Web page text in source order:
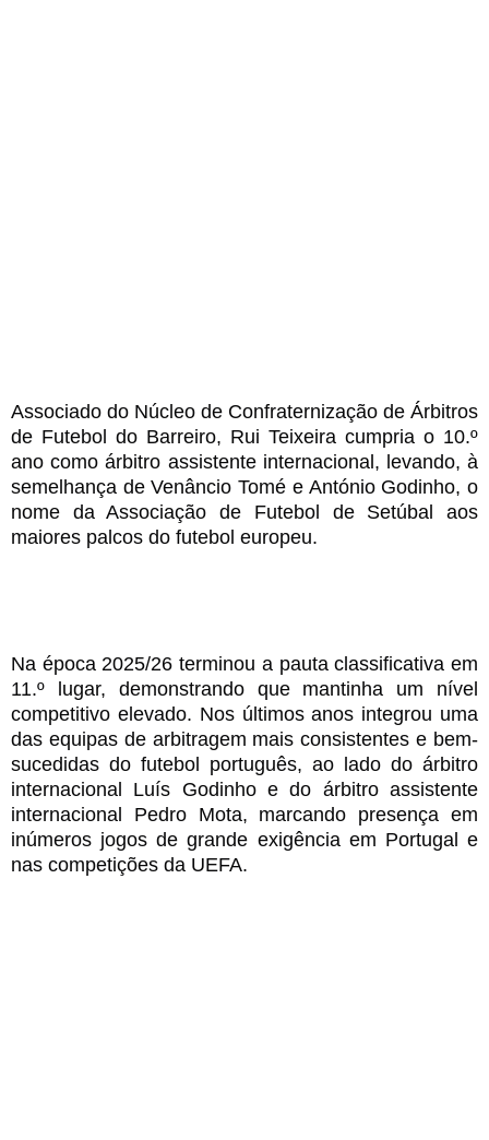
Associado do Núcleo de Confraternização de Árbitros
de Futebol do Barreiro, Rui Teixeira cumpria o 10.º
ano como árbitro assistente internacional, levando, à
semelhança de Venâncio Tomé e António Godinho, o
nome da Associação de Futebol de Setúbal aos
maiores palcos do futebol europeu.
Na época 2025/26 terminou a pauta classificativa em
11.º lugar, demonstrando que mantinha um nível
competitivo elevado. Nos últimos anos integrou uma
das equipas de arbitragem mais consistentes e bem-
sucedidas do futebol português, ao lado do árbitro
internacional Luís Godinho e do árbitro assistente
internacional Pedro Mota, marcando presença em
inúmeros jogos de grande exigência em Portugal e
nas competições da UEFA.